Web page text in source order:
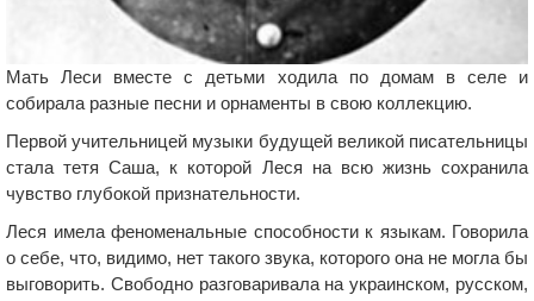
Мать Леси вместе с детьми ходила по домам в селе и
собирала разные песни и орнаменты в свою коллекцию.
Первой учительницей музыки будущей великой писательницы
стала тетя Саша, к которой Леся на всю жизнь сохранила
чувство глубокой признательности.
Леся имела феноменальные способности к языкам. Говорила
о себе, что, видимо, нет такого звука, которого она не могла бы
выговорить. Свободно разговаривала на украинском, русском,